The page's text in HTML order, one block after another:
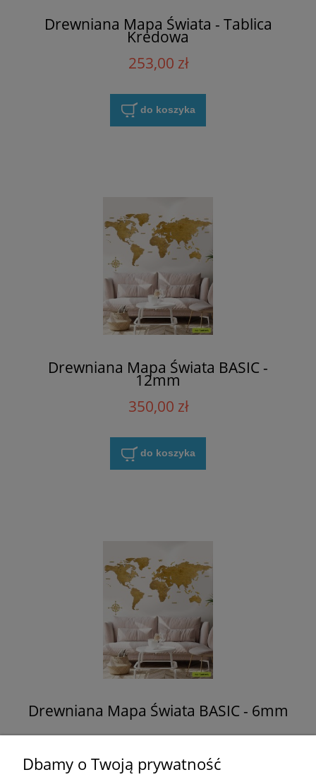
Drewniana Mapa Świata - Tablica
Kredowa
253,00 zł
do koszyka
Drewniana Mapa Świata BASIC -
12mm
350,00 zł
do koszyka
Drewniana Mapa Świata BASIC - 6mm
Dbamy o Twoją prywatność